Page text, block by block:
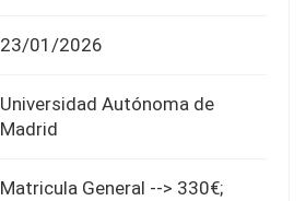
23/01/2026
Universidad Autónoma de
Madrid
Matricula General --> 330€;